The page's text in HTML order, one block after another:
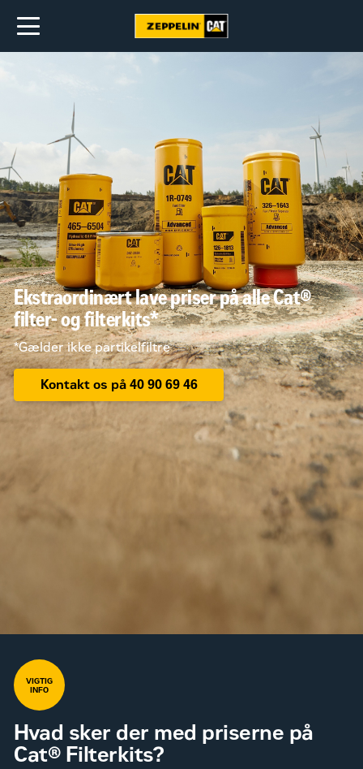
Ekstraordinært lave priser på alle Cat®
filter- og filterkits*
*Gælder ikke partikelfiltre
Kontakt os på 40 90 69 46
VIGTIG
INFO
Hvad sker der med priserne på
Cat® Filterkits?